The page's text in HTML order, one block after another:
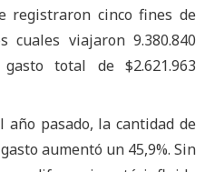
registraron cinco fines de
cuales viajaron 9.380.840
total de $2.621.963
pasado, la cantidad de
aumentó un 45,9%. Sin